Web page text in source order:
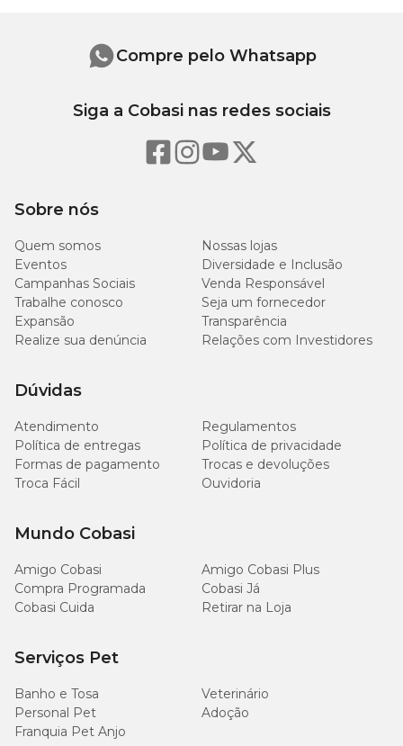
Sobre nós
Quem somos
Nossas lojas
Eventos
Diversidade e Inclusão
Campanhas Sociais
Venda Responsável
Trabalhe conosco
Seja um fornecedor
Expansão
Transparência
Realize sua denúncia
Relações com Investidores
Dúvidas
Atendimento
Regulamentos
Política de entregas
Política de privacidade
Formas de pagamento
Trocas e devoluções
Troca Fácil
Ouvidoria
Mundo Cobasi
Amigo Cobasi
Amigo Cobasi Plus
Compra Programada
Cobasi Já
Cobasi Cuida
Retirar na Loja
Serviços Pet
Banho e Tosa
Veterinário
Personal Pet
Adoção
Franquia Pet Anjo
Compre pelo Whatsapp
Siga a Cobasi nas redes sociais